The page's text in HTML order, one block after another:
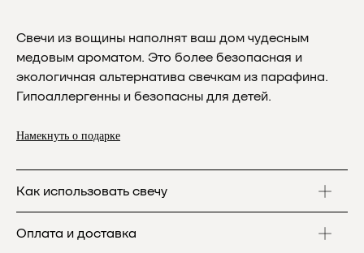
Свечи из вощины наполнят ваш дом чудесным
медовым ароматом. Это более безопасная и
экологичная альтернатива свечкам из парафина.
Гипоаллергенны и безопасны для детей.
Намекнуть о подарке
Как использовать свечу
Оплата и доставка